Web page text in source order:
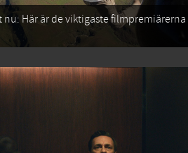
nu: Här är de viktigaste filmpremiärerna